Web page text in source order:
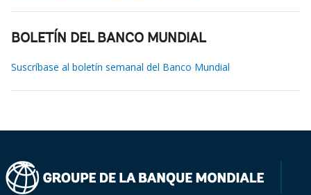
BOLETÍN DEL BANCO MUNDIAL
Suscríbase al boletín semanal del Banco Mundial